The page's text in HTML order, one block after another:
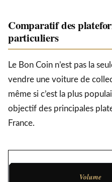
Comparatif des
particuliers
Le Bon Coin n’est pas la
vendre une voiture de
même si c’est la plus
objectif des principales
France.
Volume